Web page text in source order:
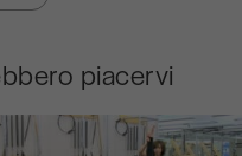
piacervi